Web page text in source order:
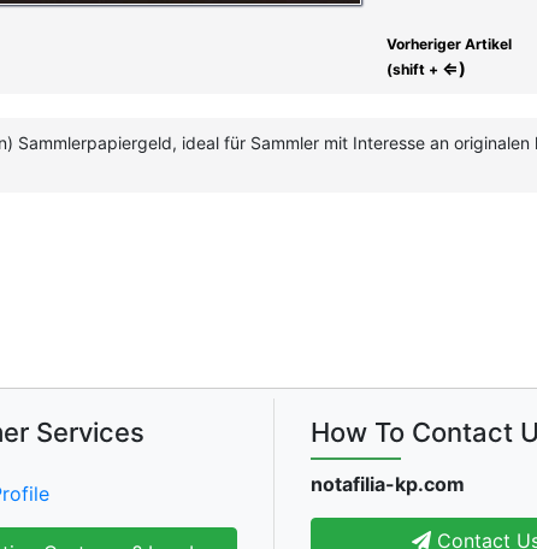
Vorheriger Artikel
(shift + ⇐)
Sammlerpapiergeld, ideal für Sammler mit Interesse an
Services How To Contact
notafilia-kp.com
Contact